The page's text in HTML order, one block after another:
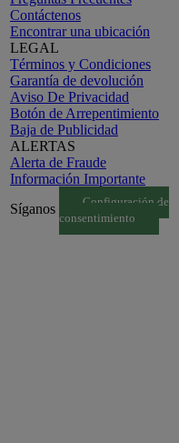
Contáctenos
Encontrar una ubicación
LEGAL
Términos y Condiciones
Garantía de devolución
Aviso De Privacidad
Botón de Arrepentimiento
Baja de Publicidad
ALERTAS
Alerta de Fraude
Información Importante
Síganos
Configuración de
consentimiento